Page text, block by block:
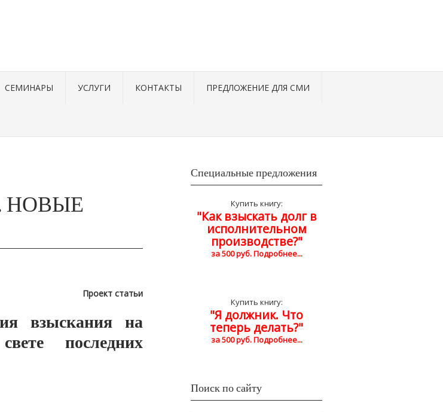
СЕМИНАРЫ УСЛУГИ КОНТАКТЫ ПРЕДЛОЖЕНИЕ ДЛЯ СМИ
НОВЫЕ
Проект статьи
взыскания на
последних
Специальные предложения
Купить книгу:
"Как взыскать долг в
исполнительном
производстве?"
за 500 руб. Подробнее...
Купить книгу:
"Я должник. Что
теперь делать?"
за 500 руб. Подробнее...
Поиск по сайту